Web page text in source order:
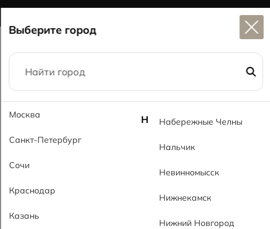
Главная Каталог
60x60
Мурано светлый MT Murano Light MT
Выберите город
Москва
Санкт-Петербург
Сочи
Краснодар
Казань
Н Набережные Челны
Нальчик
Невинномысск
Нижнекамск
Нижний Новгород